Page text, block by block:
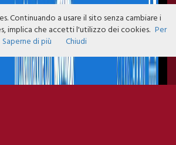
Continuando a usare il sito senza cambiare i
implica che accetti l'utilizzo dei cookies. Per
Saperne di più
Chiudi